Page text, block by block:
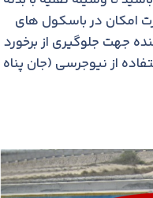
امكان در باسكول های
جهت جلوگیری از برخورد
از نیوجرسی (جان پناه